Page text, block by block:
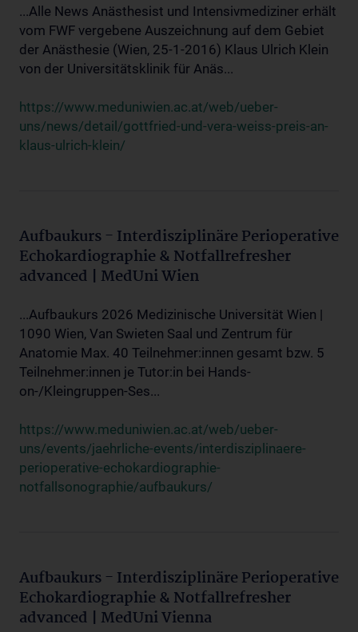
...Alle News Anästhesist und Intensivmediziner erhält
vom FWF vergebene Auszeichnung auf dem Gebiet
der Anästhesie (Wien, 25-1-2016) Klaus Ulrich Klein
von der Universitätsklinik für Anäs...
https://www.meduniwien.ac.at/web/ueber-
uns/news/detail/gottfried-und-vera-weiss-preis-an-
klaus-ulrich-klein/
Aufbaukurs - Interdisziplinäre Perioperative
Echokardiographie & Notfallrefresher
advanced | MedUni Wien
...Aufbaukurs 2026 Medizinische Universität Wien |
1090 Wien, Van Swieten Saal und Zentrum für
Anatomie Max. 40 Teilnehmer:innen gesamt bzw. 5
Teilnehmer:innen je Tutor:in bei Hands-
on-/Kleingruppen-Ses...
https://www.meduniwien.ac.at/web/ueber-
uns/events/jaehrliche-events/interdisziplinaere-
perioperative-echokardiographie-
notfallsonographie/aufbaukurs/
Aufbaukurs - Interdisziplinäre Perioperative
Echokardiographie & Notfallrefresher
advanced | MedUni Vienna